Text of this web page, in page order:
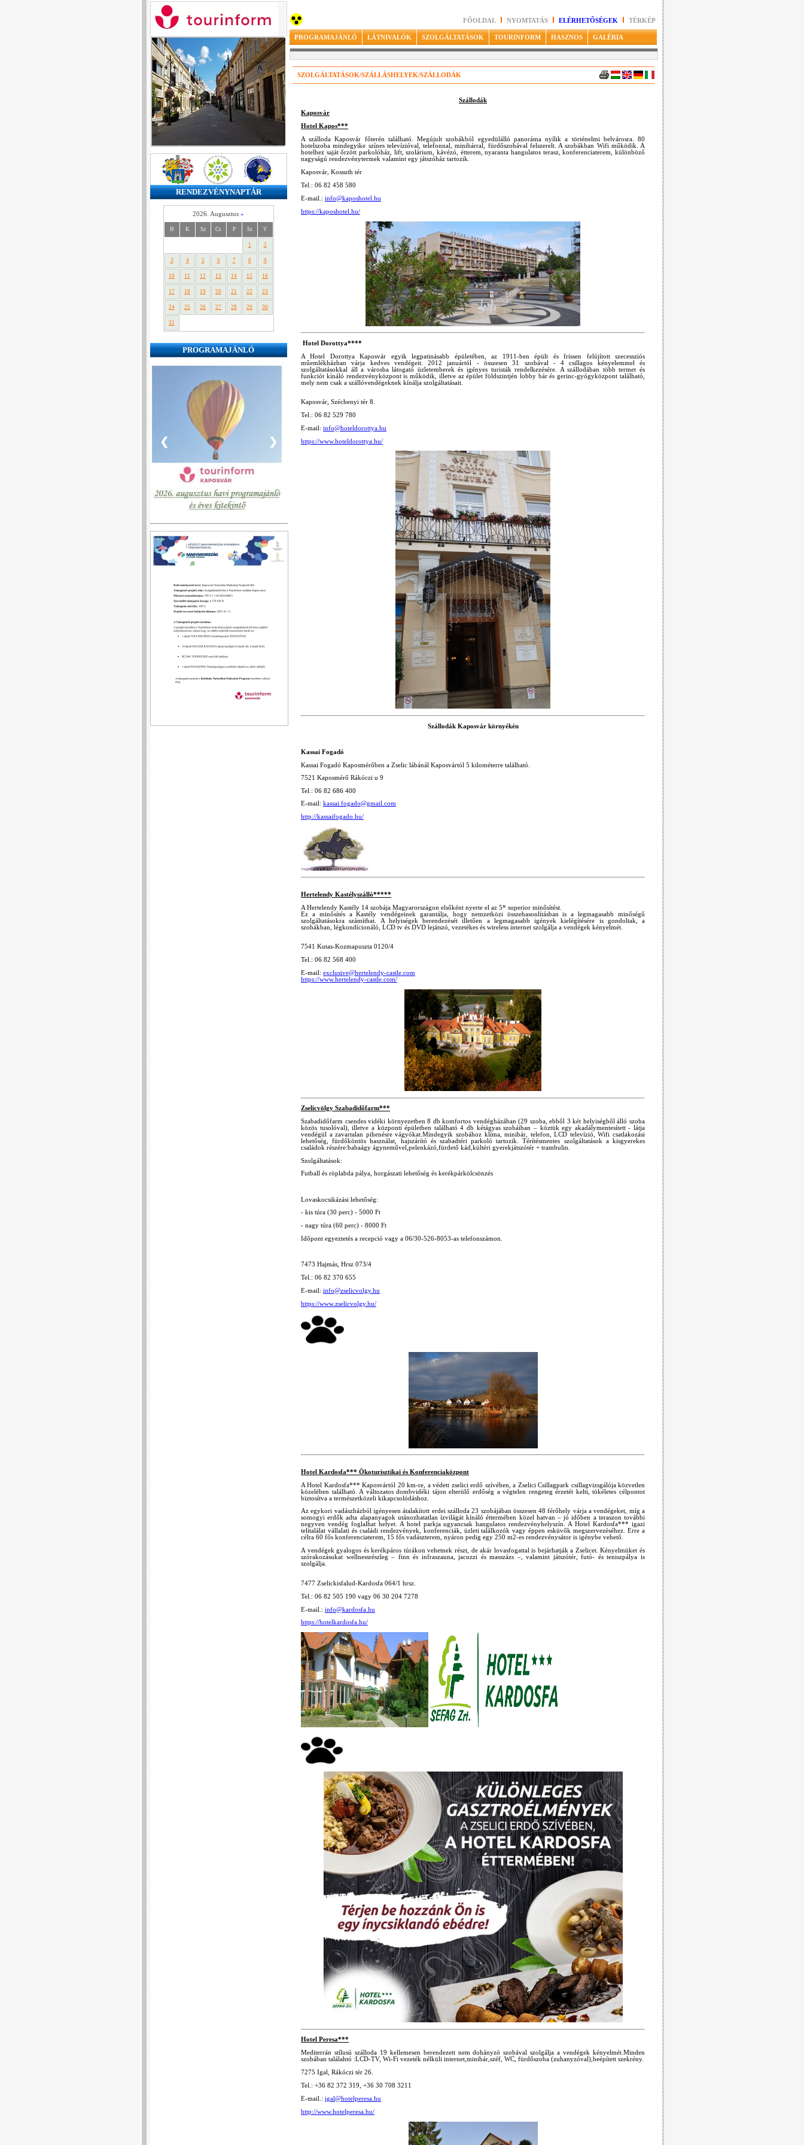
RENDEZVÉNYNAPTÁR
2026. Augusztus »
H K Sz Cs P Sz V
1 2
3 4 5 6 7 8 9
10 11 12 13 14 15 16
17 18 19 20 21 22 23
24 25 26 27 28 29 30
31
PROGRAMAJÁNLÓ
❮ ❯
FŐOLDAL NYOMTATÁS ELÉRHETŐSÉGEK TÉRKÉP
PROGRAMAJÁNLÓ LÁTNIVALÓK SZOLGÁLTATÁSOK TOURINFORM HASZNOS GALÉRIA
SZOLGÁLTATÁSOK/SZÁLLÁSHELYEK/SZÁLLODÁK
Szállodák
Kaposvár
Hotel Kapos***
A szálloda Kaposvár főterén található. Megújult szobákból egyedülálló panoráma nyílik a történelmi belvárosra. 80
hotelszoba mindegyike színes televízióval, telefonnal, minibárral, fürdőszobával felszerelt. A szobákban Wifi működik. A
hotelhez saját őrzött parkolóház, lift, szolárium, kávézó, étterem, nyaranta hangulatos terasz, konferenciaterem, különböző
nagyságú rendezvénytermek valamint egy játszóház tartozik.
Kaposvár, Kossuth tér
Tel.: 06 82 458 580
E-mail.: info@kaposhotel.hu
https://kaposhotel.hu/
Hotel Dorottya****
A Hotel Dorottya Kaposvár egyik legpatinásabb épületében, az 1911-ben épült és frissen felújított szecessziós
műemlékházban várja kedves vendégeit. 2012 januártól - összesen 31 szobával - 4 csillagos kényelemmel és
szolgáltatásokkal áll a városba látogató üzletemberek és igényes turisták rendelkezésére. A szállodában több termet és
funkciót kínáló rendezvényközpont is működik, illetve az épület földszintjén lobby bár és gerinc-gyógyközpont található,
mely nem csak a szállóvendégeknek kínálja szolgáltatásait.
Kaposvár, Széchenyi tér 8.
Tel.: 06 82 529 780
E-mail: info@hoteldorottya.hu
https://www.hoteldorottya.hu/
Szállodák Kaposvár környékén
Kassai Fogadó
Kassai Fogadó Kaposmérőben a Zselic lábánál Kaposvártól 5 kilométerre található.
7521 Kaposmérő Rákóczi u 9
Tel.: 06 82 686 400
E-mail: kassai.fogado@gmail.com
http://kassaifogado.hu/
Hertelendy Kastélyszálló*****
A Hertelendy Kastély 14 szobája Magyarországon elsőként nyerte el az 5* superior minősítést.
Ez a minősítés a Kastély vendégeinek garantálja, hogy nemzetközi összehasonlításban is a legmagasabb minőségű
szolgáltatásokra számíthat. A helyiségek berendezését illetően a legmagasabb igények kielégítésére is gondoltak, a
szobákban, légkondícionáló, LCD tv és DVD lejátszó, vezetékes és wireless internet szolgálja a vendégek kényelmét.
7541 Kutas-Kozmapuszta 0120/4
Tel.: 06 82 568 400
E-mail: exclusive@hertelendy-castle.com
https://www.hertelendy-castle.com/
Zselicvölgy Szabadidőfarm***
Szabadidőfarm csendes vidéki környezetben 8 db komfortos vendégházában (29 szoba, ebből 3 két helyiségből álló szoba
közös tusolóval), illetve a központi épületben található 4 db kétágyas szobáiban – köztük egy akadálymentesített - látja
vendégül a zavartalan pihenésre vágyókat.Mindegyik szobához klíma, minibár, telefon, LCD televízió, Wifi csatlakozási
lehetőség, fürdőköntös használat, hajszárító és szabadtéri parkoló tartozik. Térítésmentes szolgáltatások a kisgyerekes
családok részére:babaágy ágyneművel,pelenkázó,fürdető kád,kültéri gyerekjátszótér + trambulin.
Szolgáltatások:
Futball és röplabda pálya, horgászati lehetőség és kerékpárkölcsönzés
Lovaskocsikázási lehetőség:
- kis túra (30 perc) - 5000 Ft
- nagy túra (60 perc) - 8000 Ft
Időpont egyeztetés a recepció vagy a 06/30-526-8053-as telefonszámon.
7473 Hajmás, Hrsz 073/4
Tel.: 06 82 370 655
E-mail: info@zselicvolgy.hu
https://www.zselicvolgy.hu/
Hotel Kardosfa*** Ökoturisztikai és Konferenciaközpont
A Hotel Kardosfa*** Kaposvártól 20 km-re, a védett zselici erdő szívében, a Zselici Csillagpark csillagvizsgálója közvetlen
közelében található. A változatos dombvidéki tájon elterülő erdőség a végtelen rengeteg érzetét kelti, tökéletes célpontot
biztosítva a természetközeli kikapcsolódáshoz.
Az egykori vadászházból igényesen átalakított erdei szálloda 23 szobájában összesen 48 férőhely várja a vendégeket, míg a
somogyi erdők adta alapanyagok utánozhatatlan ízvilágát kínáló éttermében közel hatvan – jó időben a teraszon további
negyven vendég foglalhat helyet. A hotel parkja ugyancsak hangulatos rendezvényhelyszín. A Hotel Kardosfa*** igazi
telitalálat vállalati és családi rendezvények, konferenciák, üzleti találkozók vagy éppen esküvők megszervezéséhez. Erre a
célra 60 fős konferenciaterem, 15 fős vadászterem, nyáron pedig egy 250 m2-es rendezvénysátor is igénybe vehető.
A vendégek gyalogos és kerékpáros túrákon vehetnek részt, de akár lovasfogattal is bejárhatják a Zselicet. Kényelmüket és
szórakozásukat wellnessrészleg – finn és infraszauna, jacuzzi és masszázs –, valamint játszótér, futó- és teniszpálya is
szolgálja.
7477 Zselickisfalud-Kardosfa 064/1 hrsz.
Tel.: 06 82 505 190 vagy 06 30 204 7278
E-mail.: info@kardosfa.hu
https://hotelkardosfa.hu/
Hotel Peresa***
Mediterrán stílusú szálloda 19 kellemesen berendezett nem dohányzó szobával szolgálja a vendégek kényelmét.Minden
szobában találahtó :LCD-TV, Wi-Fi vezeték nélküli internet,minibár,széf, WC, fürdőszoba (zuhanyzóval),beépített szekrény.
7275 Igal, Rákóczi tér 26.
Tel.: +36 82 372 319, +36 30 708 3211
E-mail.: igal@hotelperesa.hu
http://www.hotelperesa.hu/